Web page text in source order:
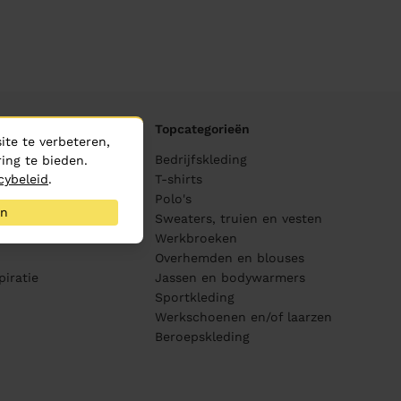
Topcategorieën
Bedrijfskleding
T-shirts
Polo's
Sweaters, truien en vesten
Werkbroeken
Overhemden en blouses
Jassen en bodywarmers
Sportkleding
Werkschoenen en/of laarzen
Beroepskleding
te verbeteren,
te bieden.
.